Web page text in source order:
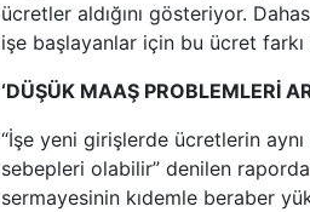
ücretler aldığını gösteriyor.
işe başlayanlar için bu ücret farkı
‘DÜŞÜK MAAŞ PROBLEMLERİ
“İşe yeni girişlerde ücretlerin
sebepleri olabilir” denilen
sermayesinin kıdemle beraber